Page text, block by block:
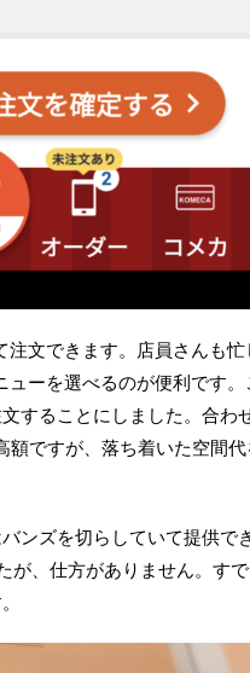
文できます。店員さんも忙
ーを選べるのが便利です
することにしました。合わ
ですが、落ち着いた空間
ンズを切らしていて提供で
、仕方がありません。す